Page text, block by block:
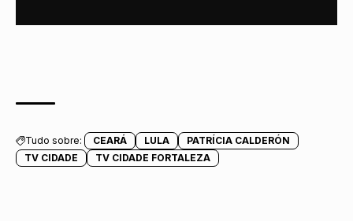
Tudo sobre: CEARÁ LULA
PATRÍCIA CALDERÓN
TV CIDADE
TV CIDADE FORTALEZA